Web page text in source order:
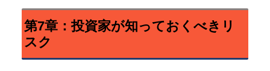
第7章：投資家が知っておくべきリ
スク